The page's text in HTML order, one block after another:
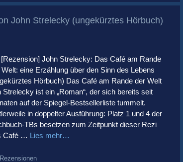
John Strelecky (ungekürztes Hörbuch)
[Rezension] John Strelecky: Das Café am Rande
eine Erzählung über den Sinn des Lebens
Hörbuch) Das Café am Rande der Welt
Strelecky ist ein „Roman“, der sich bereits seit
auf der Spiegel-Bestsellerliste tummelt.
in doppelter Ausführung: Platz 1 und 4 der
TBs besetzen zum Zeitpunkt dieser Rezi
Café … Lies mehr…
Kategorien
Rezensionen